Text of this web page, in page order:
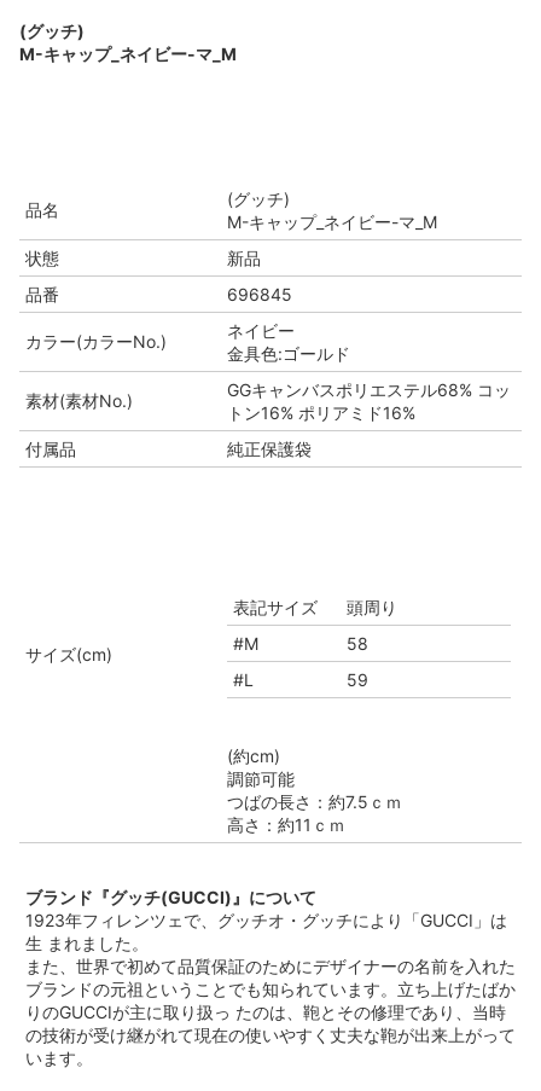
(グッチ)
M-キャップ_ネイビー-マ_M
品名
(グッチ)
M-キャップ_ネイビー-マ_M
状態
新品
品番
696845
カラー(カラーNo.)
ネイビー
金具色:ゴールド
素材(素材No.)
GGキャンバスポリエステル68% コッ
トン16% ポリアミド16%
付属品
純正保護袋
サイズ(cm)
表記サイズ
頭周り
#M
58
#L
59
(約cm)
調節可能
つばの長さ：約7.5ｃｍ
高さ：約11ｃｍ
ブランド『グッチ(GUCCI)』について
1923年フィレンツェで、グッチオ・グッチにより「GUCCI」は
生 まれました。
また、世界で初めて品質保証のためにデザイナーの名前を入れた
ブランドの元祖ということでも知られています。立ち上げたばか
りのGUCCIが主に取り扱っ たのは、鞄とその修理であり、当時
の技術が受け継がれて現在の使いやすく丈夫な鞄が出来上がって
います。